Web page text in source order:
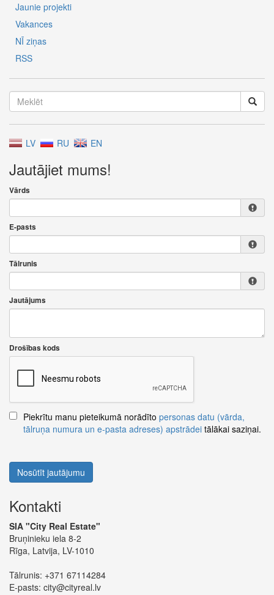
Jaunie projekti
Vakances
NĪ ziņas
RSS
LV RU EN
Jautājiet mums!
Vārds
E-pasts
Tālrunis
Jautājums
Drošības kods
Piekrītu manu pieteikumā norādīto personas datu (vārda,
tālruņa numura un e-pasta adreses) apstrādei tālākai saziņai.
Nosūtīt jautājumu
Kontakti
SIA "City Real Estate"
Bruņinieku iela 8-2
Rīga, Latvija, LV-1010
Tālrunis: +371 67114284
E-pasts: city@cityreal.lv